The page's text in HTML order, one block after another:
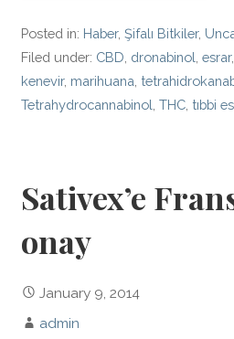
Posted in: Haber,Şifalı Bitkiler,
Filed under: CBD dronabinol ,esrar,
kenevir, marihuana ,
Tetrahydrocannabinol ,THC ,tıbbi
Sativex’e
onay
January 9, 2014
admin